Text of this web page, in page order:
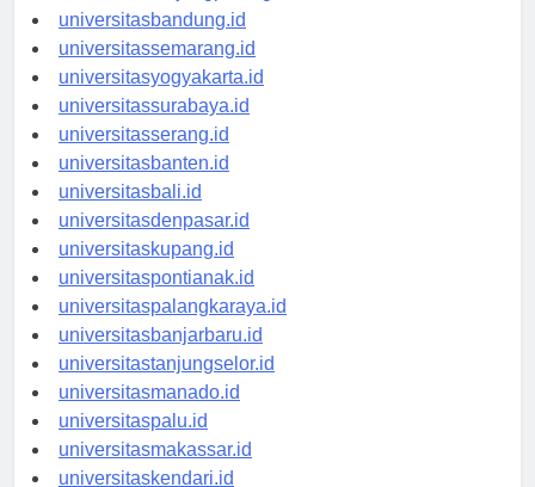
universitastanjungpinang.id
universitasbandung.id
universitassemarang.id
universitasyogyakarta.id
universitassurabaya.id
universitasserang.id
universitasbanten.id
universitasbali.id
universitasdenpasar.id
universitaskupang.id
universitaspontianak.id
universitaspalangkaraya.id
universitasbanjarbaru.id
universitastanjungselor.id
universitasmanado.id
universitaspalu.id
universitasmakassar.id